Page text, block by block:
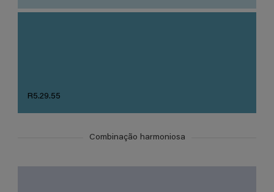
R5.29.55
Combinação harmoniosa